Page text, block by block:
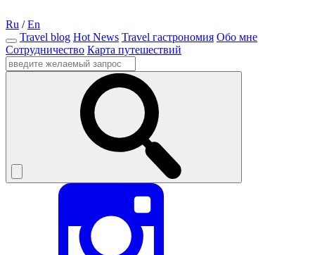
Ru /En
Travel blog Hot News Travel гастрономия Обо мне
Сотрудничество Карта путешествий